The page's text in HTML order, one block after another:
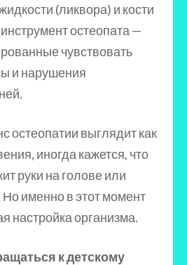
(ликвора) и кости
остеопата —
чувствовать
и нарушения
остеопатии выглядит как
иногда кажется, что
руки на голове или
именно в этот момент
настройка организма.
к детскому